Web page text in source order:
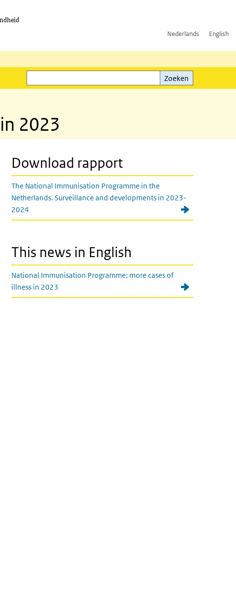
Nederlands English
Zoeken
Zoeken
2023
Download rapport
The National Immunisation Programme in the
Netherlands. Surveillance and developments in 2023-
2024
This news in English
National Immunisation Programme: more cases of
illness in 2023